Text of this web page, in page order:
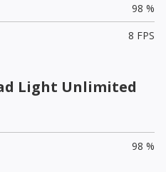
98 %
8 FPS
Light Unlimited
98 %